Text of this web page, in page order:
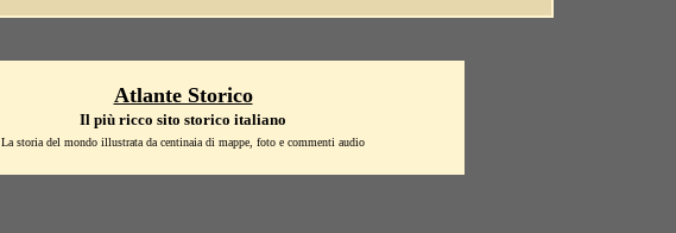
Atlante Storico
Il più ricco sito storico italiano
La storia del mondo illustrata da centinaia di mappe, foto e commenti audio